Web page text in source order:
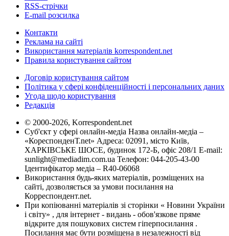
RSS-стрічки
E-mail розсилка
Контакти
Реклама на сайті
Використання матеріалів korrespondent.net
Правила користування сайтом
Договір користування сайтом
Політика у сфері конфіденційності і персональних даних
Угода щодо користування
Редакція
© 2000-2026, Korrespondent.net
Суб'єкт у сфері онлайн-медіа Назва онлайн-медіа –
«КореспонденТ.net» Адреса: 02091, місто Київ,
ХАРКІВСЬКЕ ШОСЕ, будинок 172-Б, офіс 208/1 E-mail:
sunlight@mediadim.com.ua Телефон: 044-205-43-00
Ідентифікатор медіа – R40-06068
Використання будь-яких матеріалів, розміщених на
сайті, дозволяється за умови посилання на
Корреспондент.net.
При копіюванні матеріалів зі сторінки « Новини України
і світу» , для інтернет - видань - обов'язкове пряме
відкрите для пошукових систем гіперпосилання .
Посилання має бути розміщена в незалежності від